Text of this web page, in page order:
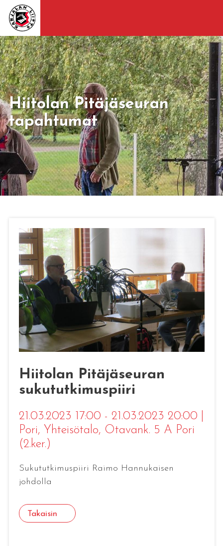
Hiitolan Pitäjäseuran
tapahtumat
Hiitolan Pitäjäseuran
sukututkimuspiiri
21.03.2023 17:00 - 21.03.2023 20:00
Pori, Yhteisötalo, Otavank. 5 A Pori
(2.ker.)
Sukututkimuspiiri Raimo Hannukaisen
johdolla
Takaisin